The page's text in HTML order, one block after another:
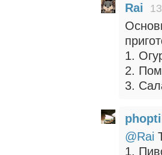
Rai
1.
2.
3.
@Rai
1.